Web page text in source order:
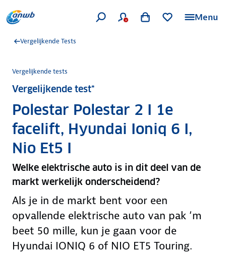
Menu
Vergelijkende Tests
Vergelijkende tests
Vergelijkende test*
Polestar Polestar 2 I 1e
facelift, Hyundai Ioniq 6 I,
Nio Et5 I
Welke elektrische auto is in dit deel van de
markt werkelijk onderscheidend?
Als je in de markt bent voor een
opvallende elektrische auto van pak ‘m
beet 50 mille, kun je gaan voor de
Hyundai IONIQ 6 of NIO ET5 Touring.